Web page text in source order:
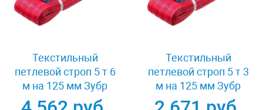
Текстильный
петлевой строп 5 т 6
м на 125 мм Зубр
43555-5-6
Текстильный
петлевой строп 5 т 3
м на 125 мм Зубр
43555-5-3